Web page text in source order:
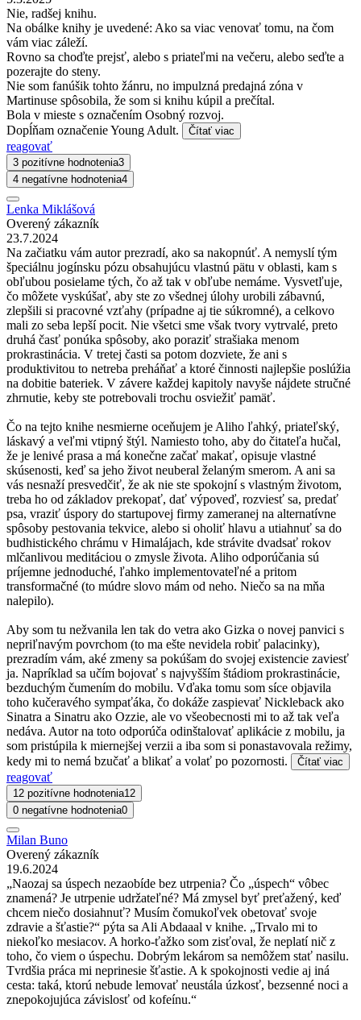
Nie, radšej knihu.
Na obálke knihy je uvedené: Ako sa viac venovať tomu, na čom
vám viac záleží.
Rovno sa choďte prejsť, alebo s priateľmi na večeru, alebo seďte a
pozerajte do steny.
Nie som fanúšik tohto žánru, no impulzná predajná zóna v
Martinuse spôsobila, že som si knihu kúpil a prečítal.
Bola v mieste s označením Osobný rozvoj.
Dopĺňam označenie Young Adult.
Čítať viac
reagovať
3 pozitívne hodnotenia3
4 negatívne hodnotenia4
Lenka Miklášová
Overený zákazník
23.7.2024
Na začiatku vám autor prezradí, ako sa nakopnúť. A nemyslí tým
špeciálnu jogínsku pózu obsahujúcu vlastnú pätu v oblasti, kam s
obľubou posielame tých, čo až tak v obľube nemáme. Vysvetľuje,
čo môžete vyskúšať, aby ste zo všednej úlohy urobili zábavnú,
zlepšili si pracovné vzťahy (prípadne aj tie súkromné), a celkovo
mali zo seba lepší pocit. Nie všetci sme však tvory vytrvalé, preto
druhá časť ponúka spôsoby, ako poraziť strašiaka menom
prokrastinácia. V tretej časti sa potom dozviete, že ani s
produktivitou to netreba preháňať a ktoré činnosti najlepšie poslúžia
na dobitie bateriek. V závere každej kapitoly navyše nájdete stručné
zhrnutie, keby ste potrebovali trochu osviežiť pamäť.
Čo na tejto knihe nesmierne oceňujem je Aliho ľahký, priateľský,
láskavý a veľmi vtipný štýl. Namiesto toho, aby do čitateľa hučal,
že je lenivé prasa a má konečne začať makať, opisuje vlastné
skúsenosti, keď sa jeho život neuberal želaným smerom. A ani sa
vás nesnaží presvedčiť, že ak nie ste spokojní s vlastným životom,
treba ho od základov prekopať, dať výpoveď, rozviesť sa, predať
psa, vraziť úspory do startupovej firmy zameranej na alternatívne
spôsoby pestovania tekvice, alebo si oholiť hlavu a utiahnuť sa do
budhistického chrámu v Himalájach, kde strávite dvadsať rokov
mlčanlivou meditáciou o zmysle života. Aliho odporúčania sú
príjemne jednoduché, ľahko implementovateľné a pritom
transformačné (to múdre slovo mám od neho. Niečo sa na mňa
nalepilo).
Aby som tu nežvanila len tak do vetra ako Gizka o novej panvici s
nepriľnavým povrchom (to ma ešte nevidela robiť palacinky),
prezradím vám, aké zmeny sa pokúšam do svojej existencie zaviesť
ja. Napríklad sa učím bojovať s najvyšším štádiom prokrastinácie,
bezduchým čumením do mobilu. Vďaka tomu som síce objavila
toho kučeravého sympaťáka, čo dokáže zaspievať Nickleback ako
Sinatra a Sinatru ako Ozzie, ale vo všeobecnosti mi to až tak veľa
nedáva. Autor na toto odporúča odinštalovať aplikácie z mobilu, ja
som pristúpila k miernejšej verzii a iba som si ponastavovala režimy,
kedy mi to nemá bzučať a blikať a volať po pozornosti.
Čítať viac
reagovať
12 pozitívne hodnotenia12
0 negatívne hodnotenia0
Milan Buno
Overený zákazník
19.6.2024
„Naozaj sa úspech nezaobíde bez utrpenia? Čo „úspech“ vôbec
znamená? Je utrpenie udržateľné? Má zmysel byť preťažený, keď
chcem niečo dosiahnuť? Musím čomukoľvek obetovať svoje
zdravie a šťastie?“ pýta sa Ali Abdaaal v knihe. „Trvalo mi to
niekoľko mesiacov. A horko-ťažko som zisťoval, že neplatí nič z
toho, čo viem o úspechu. Dobrým lekárom sa nemôžem stať nasilu.
Tvrdšia práca mi neprinesie šťastie. A k spokojnosti vedie aj iná
cesta: taká, ktorú nebude lemovať neustála úzkosť, bezsenné noci a
znepokojujúca závislosť od kofeínu.“